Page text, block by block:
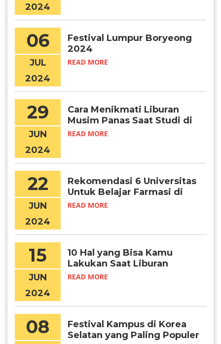
2024
06
JUL
2024
Festival Lumpur Boryeong
2024
READ MORE
29
JUN
2024
Cara Menikmati Liburan
Musim Panas Saat Studi di
Korea
READ MORE
22
JUN
2024
Rekomendasi 6 Universitas
Untuk Belajar Farmasi di
Korea
READ MORE
15
JUN
2024
10 Hal yang Bisa Kamu
Lakukan Saat Liburan
Musim Panas di Korea
READ MORE
08
Festival Kampus di Korea
Selatan yang Paling Populer